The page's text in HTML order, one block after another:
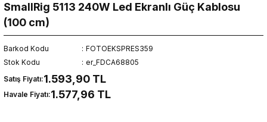
SmallRig 5113 240W Led Ekranlı Güç Kablosu
(100 cm)
Barkod Kodu
FOTOEKSPRES359
Stok Kodu
er_FDCA68805
Satış Fiyatı:1.593,90 TL
Havale Fiyatı:1.577,96 TL